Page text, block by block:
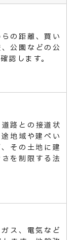
の距離、買い
公園などの公
認します。
路との接道状
地域や建ぺい
その土地に建
を制限する法
ス、電気など